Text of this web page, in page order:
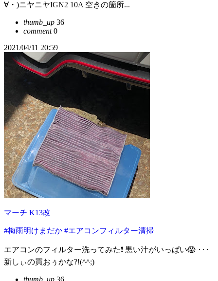
∀・)ニヤニヤIGN2 10A 空きの箇所...
thumb_up 36
comment0
2021/04/11 20:59
マーチ K13改
#梅雨明けまだか #エアコンフィルター清掃
エアコンのフィルター洗ってみた❗️ 黒い汁がいっぱい😱 ･･･
新しぃの買おぅかな?!(^^;)
thumb_up 36